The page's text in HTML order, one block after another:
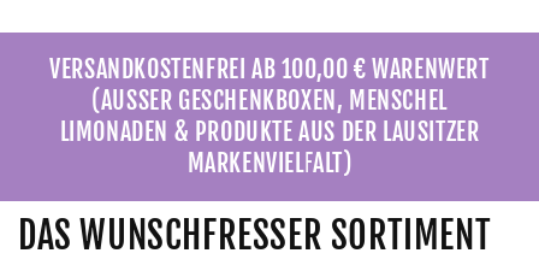
VERSANDKOSTENFREI AB 100,00 € WARENWERT
(AUSSER GESCHENKBOXEN, MENSCHEL
LIMONADEN & PRODUKTE AUS DER LAUSITZER
MARKENVIELFALT)
DAS WUNSCHFRESSER SORTIMENT